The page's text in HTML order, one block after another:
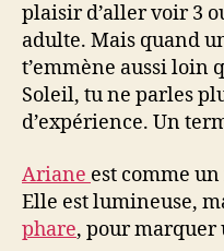
plaisir d’aller voir 3
adulte. Mais quand
t’emmène aussi loin
Soleil, tu ne parles
d’expérience. Un
Ariane est comme
Elle est lumineuse,
phare, pour marquer